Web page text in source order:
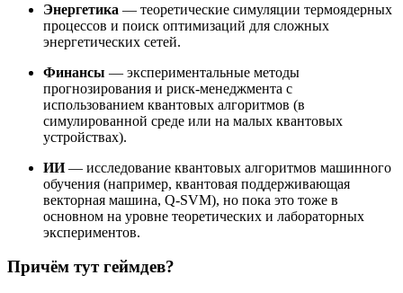
Энергетика — теоретические симуляции термоядерных
процессов и поиск оптимизаций для сложных
энергетических сетей.
Финансы — экспериментальные методы
прогнозирования и риск-менеджмента с
использованием квантовых алгоритмов (в
симулированной среде или на малых квантовых
устройствах).
ИИ— исследование квантовых алгоритмов машинного
обучения (например, квантовая поддерживающая
векторная машина, Q-SVM), но пока это тоже в
основном на уровне теоретических и лабораторных
экспериментов.
Причём тут геймдев?